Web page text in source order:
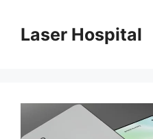
contentLaser Hospital